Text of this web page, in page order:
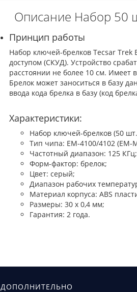
Описание Набор 50
Принцип работы
Набор ключей-брелков Tecsar Trek
доступом (СКУД). Устройство
расстоянии не более 10 см. Имеет
Брелок может заноситься в базу
ввода кода брелка в базу (код
Характеристики:
Набор ключей-брелков (50
Тип чипа: EM-4100/4102 (EM-
Частотный диапазон: 125 КГц;
Форм-фактор: брелок;
Цвет: серый;
Диапазон рабочих
Материал корпуса: ABS
Размеры: 30 x 0,4 мм;
Гарантия: 2 года.
ДОПОЛНИТЕЛЬНО